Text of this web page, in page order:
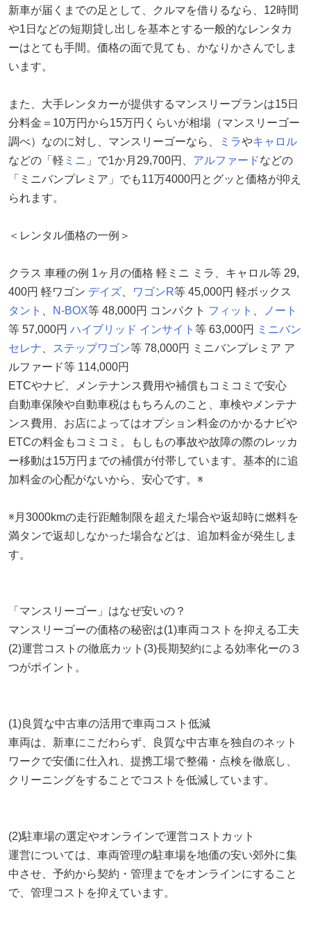
新車が届くまでの足として、クルマを借りるなら、12時間
や1日などの短期貸し出しを基本とする一般的なレンタカ
ーはとても手間。価格の面で見ても、かなりかさんでしま
います。
また、大手レンタカーが提供するマンスリープランは15日
分料金＝10万円から15万円くらいが相場（マンスリーゴー
調べ）なのに対し、マンスリーゴーなら、
ミラやキャロル
などの「軽 ミニ 」で1か月29,700円、 アルファードなどの
「ミニバンプレミア」でも11万4000円とグッと価格が抑え
られます。
＜レンタル価格の一例＞
クラス 車種の例 1ヶ月の価格 軽ミニ ミラ、キャロル等 29,
400円 軽ワゴン デイズ ワゴンR等 45,000円 軽ボックス
タント
N-BOX等 48,000円 コンパクト フィット
ノート
等 57,000円 ハイブリッド インサイト 等 63,000円
ミニバン
セレナ
ステップワゴン等 78,000円 ミニバンプレミア ア
ルファード等 114,000円
ETCやナビ、メンテナンス費用や補償もコミコミで安心
自動車保険や自動車税はもちろんのこと、車検やメンテナ
ンス費用、お店によってはオプション料金のかかるナビや
ETCの料金もコミコミ。もしもの事故や故障の際のレッカ
ー移動は15万円までの補償が付帯しています。基本的に追
加料金の心配がないから、安心です。※
※月3000kmの走行距離制限を超えた場合や返却時に燃料を
満タンで返却しなかった場合などは、追加料金が発生しま
す。
「マンスリーゴー」はなぜ安いの？
マンスリーゴーの価格の秘密は(1)車両コストを抑える工夫
(2)運営コストの徹底カット(3)長期契約による効率化ーの３
つがポイント。
(1)良質な中古車の活用で車両コスト低減
車両は、新車にこだわらず、良質な中古車を独自のネット
ワークで安価に仕入れ、提携工場で整備・点検を徹底し、
クリーニングをすることでコストを低減しています。
(2)駐車場の選定やオンラインで運営コストカット
運営については、車両管理の駐車場を地価の安い郊外に集
中させ、予約から契約・管理までをオンラインにすること
で、管理コストを抑えています。